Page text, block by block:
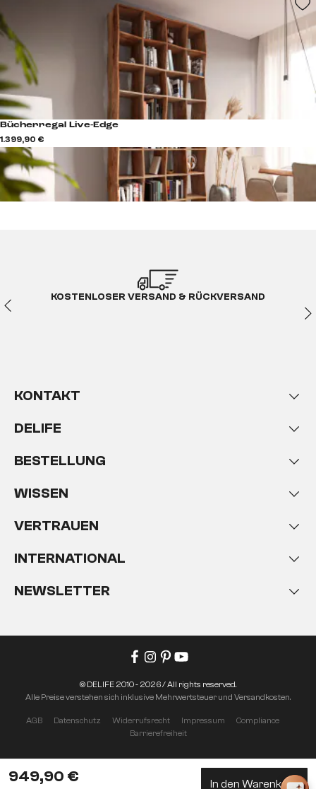
949,90 € In den Warenkorb
Bücherregal Live-Edge
1.399,90 €
KOSTENLOSER VERSAND & RÜCKVERSAND
KONTAKT
DELIFE
BESTELLUNG
WISSEN
VERTRAUEN
INTERNATIONAL
NEWSLETTER
AGB Datenschutz Widerrufsrecht Impressum
Compliance
Barrierefreiheit
© DELIFE 2010 - 2026 / All rights reserved.
Alle Preise verstehen sich inklusive Mehrwertsteuer und Versandkosten.